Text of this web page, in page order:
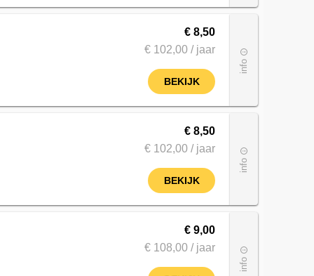
€ 8,50
€ 102,00 / jaar
BEKIJK
info
info_outline
€ 8,50
€ 102,00 / jaar
BEKIJK
info
info_outline
€ 9,00
€ 108,00 / jaar
info
info_outline